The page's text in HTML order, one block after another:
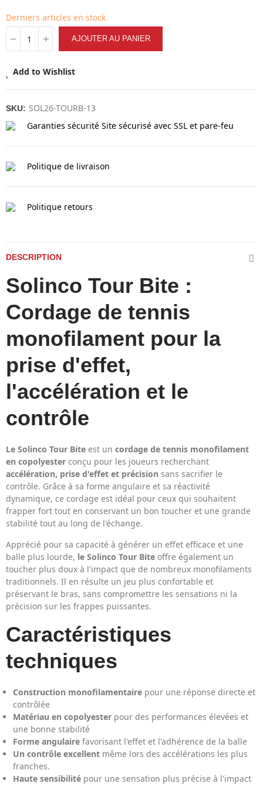
Derniers articles en stock
AJOUTER AU PANIER
Add to Wishlist
SKU: SOL26-TOURB-13
Garanties sécurité Site sécurisé avec SSL et pare-feu
Politique de livraison
Politique retours
DESCRIPTION
Solinco Tour Bite :
Cordage de tennis
monofilament pour la
prise d'effet,
l'accélération et le
contrôle
Le Solinco Tour Bite est un cordage de tennis monofilament
en copolyester conçu pour les joueurs recherchant
accélération, prise d'effet et précision sans sacrifier le
contrôle. Grâce à sa forme angulaire et sa réactivité
dynamique, ce cordage est idéal pour ceux qui souhaitent
frapper fort tout en conservant un bon toucher et une grande
stabilité tout au long de l'échange.
Apprécié pour sa capacité à générer un effet efficace et une
balle plus lourde, le Solinco Tour Bite offre également un
toucher plus doux à l'impact que de nombreux monofilaments
traditionnels. Il en résulte un jeu plus confortable et
préservant le bras, sans compromettre les sensations ni la
précision sur les frappes puissantes.
Caractéristiques
techniques
Construction monofilamentaire pour une réponse directe et
contrôlée
Matériau en copolyester pour des performances élevées et
une bonne stabilité
Forme angulaire favorisant l'effet et l'adhérence de la balle
Un contrôle excellent même lors des accélérations les plus
franches.
Haute sensibilité pour une sensation plus précise à l'impact